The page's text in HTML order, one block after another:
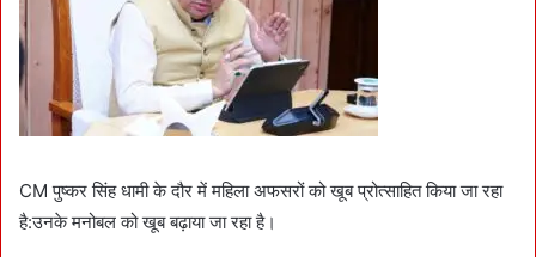
CM पुष्कर सिंह धामी के दौर में महिला अफसरों को खूब प्रोत्साहित किया जा रहा
है:उनके मनोबल को खूब बढ़ाया जा रहा है।